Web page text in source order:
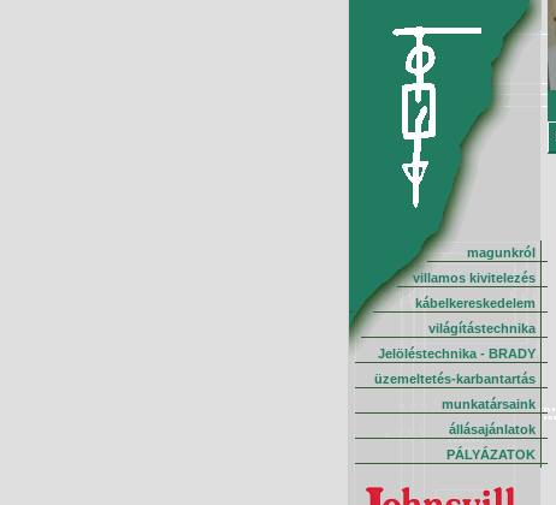
magunkról
villamos kivitelezés
kábelkereskedelem
világítástechnika
Jelöléstechnika - BRADY
üzemeltetés-karbantartás
munkatársaink
állásajánlatok
PÁLYÁZATOK